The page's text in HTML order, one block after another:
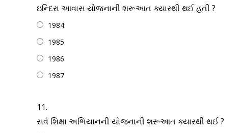
ઇન્દિરા આવાસ યોજનાની શરૂઆત ક્યારથી થઈ હતી ?
1984
1985
1986
1987
11.
સર્વ શિક્ષા અભિયાનની યોજનાની શરૂઆત ક્યારથી થઈ ?